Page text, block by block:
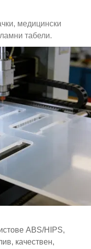
медицински
табели.
ABS/HIPS,
качествен,